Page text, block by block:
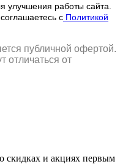
работы сайта.
с Политикой
публичной офертой.
отличаться от
о скидках и акциях первым